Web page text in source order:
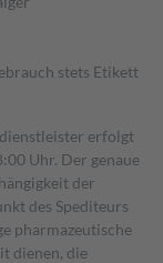
stets Etikett
erfolgt
Uhr. Der genaue
der
des Spediteurs
pharmazeutische
dienen, die